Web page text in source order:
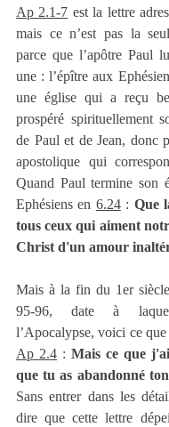
Ap 2.1-7 est la lettre
mais ce n’est pas la
parce que l’apôtre Paul
une : l’épître aux
une église qui a reçu
prospéré spirituellement
de Paul et de Jean, donc
apostolique qui
Quand Paul termine son
Ephésiens en 6.24 : Que
tous ceux qui aiment
Christ d'un amour
Mais à la fin du 1er
95-96, date à
Ap 2.4 : Mais ce que
que tu as abandonné
Sans entrer dans les
dire que cette lettre